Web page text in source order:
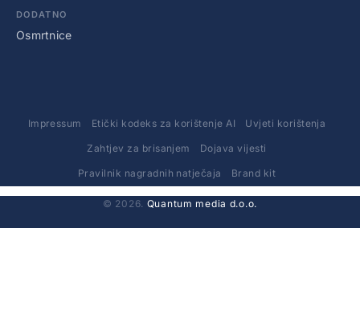
DODATNO
Osmrtnice
Impressum Etički kodeks za korištenje AI Uvjeti korištenja
Zahtjev za brisanjem Dojava vijesti
Pravilnik nagradnih natječaja Brand kit
© 2026. Quantum media d.o.o.